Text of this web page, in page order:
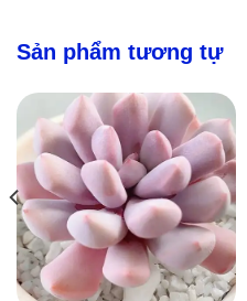
Sản phẩm tương tự